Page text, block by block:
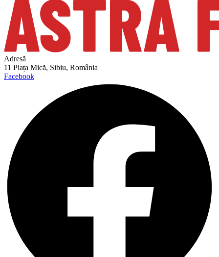
Adresă
11 Piața Mică, Sibiu, România
Facebook